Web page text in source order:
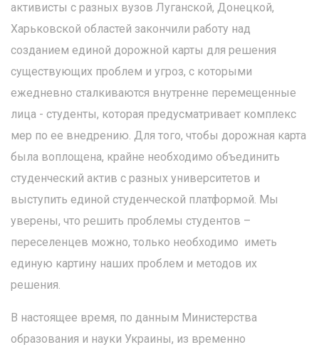
активисты с разных вузов Луганской, Донецкой,
Харьковской областей закончили работу над
созданием единой дорожной карты для решения
существующих проблем и угроз, с которыми
ежедневно сталкиваются внутренне перемещенные
лица - студенты, которая предусматривает комплекс
мер по ее внедрению. Для того, чтобы дорожная карта
была воплощена, крайне необходимо объединить
студенческий актив с разных университетов и
выступить единой студенческой платформой. Мы
уверены, что решить проблемы студентов –
переселенцев можно, только необходимо иметь
единую картину наших проблем и методов их
решения.
В настоящее время, по данным Министерства
образования и науки Украины, из временно